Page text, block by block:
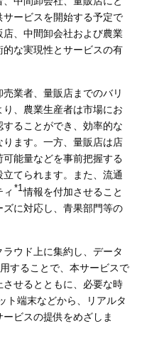
ービスを開始する予定で
、中間卸会社および農業
な実現性とサービスの有
業者、量販店までのバリ
、農業生産者は市場にお
ることができ、効率的な
ます。一方、量販店は店
能量などを事前把握する
てられます。また、流通
*1情報を付加させること
に対応し、青果部門等の
ウド上に集約し、データ
することで、本サービスで
せるとともに、必要な時
ト端末などから、リアルタ
ビスの提供をめざしま